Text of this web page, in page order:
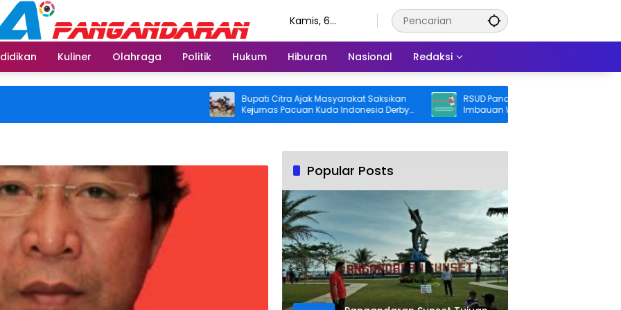
Kamis, 6
Kuliner Olahraga Politik Hukum Hiburan Nasional Redaksi
Bupati Citra Ajak Masyarakat Saksikan
Kejurnas Pacuan Kuda Indonesia Derby
2026 di Legokjawa
RSUD Pandega Pangandaran Keluarkan
Imbauan Waspada Penipuan
Popular Posts